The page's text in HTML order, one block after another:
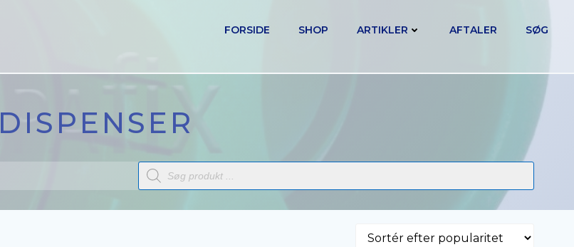
FORSIDE SHOP ARTIKLER AFTALER SØG
DISPENSER
Products
search